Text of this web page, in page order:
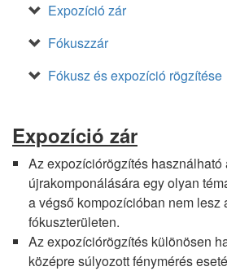
Expozíció zár
Fókuszzár
Fókusz és expozíció rögzítése
Expozíció zár
Az expozíciórögzítés használható
újrakomponálására egy olyan
a végső kompozícióban nem lesz
fókuszterületen.
Az expozíciórögzítés különösen
középre súlyozott fénymérés